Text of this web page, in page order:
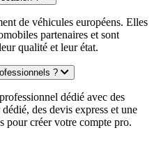
de véhicules européens. Elles
partenaires et sont
qualité et leur état.
?
dédié avec des
des devis express et une
pour créer votre compte pro.